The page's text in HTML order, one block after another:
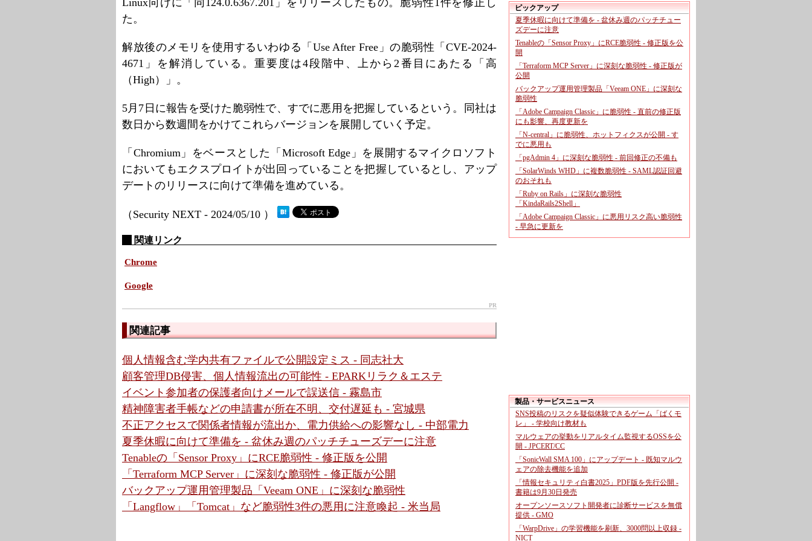
Linux向けに「同124.0.6367.201」をリリースしたもの。脆弱性1件を修正し
た。
解放後のメモリを使用するいわゆる「Use After Free」の脆弱性「CVE-2024-
4671」を解消している。重要度は4段階中、上から2番目にあたる「高
（High）」。
5月7日に報告を受けた脆弱性で、すでに悪用を把握しているという。同社は
数日から数週間をかけてこれらバージョンを展開していく予定。
「Chromium」をベースとした「Microsoft Edge」を展開するマイクロソフト
においてもエクスプロイトが出回っていることを把握しているとし、アップ
デートのリリースに向けて準備を進めている。
（Security NEXT - 2024/05/10 ）
関連リンク
Chrome
Google
PR
関連記事
個人情報含む学内共有ファイルで公開設定ミス - 同志社大
顧客管理DB侵害、個人情報流出の可能性 - EPARKリラク＆エステ
イベント参加者の保護者向けメールで誤送信 - 霧島市
精神障害者手帳などの申請書が所在不明、交付遅延も - 宮城県
不正アクセスで関係者情報が流出か、電力供給への影響なし - 中部電力
夏季休暇に向けて準備を - 盆休み週のパッチチューズデーに注意
Tenableの「Sensor Proxy」にRCE脆弱性 - 修正版を公開
「Terraform MCP Server」に深刻な脆弱性 - 修正版が公開
バックアップ運用管理製品「Veeam ONE」に深刻な脆弱性
「Langflow」「Tomcat」など脆弱性3件の悪用に注意喚起 - 米当局
ピックアップ
夏季休暇に向けて準備を - 盆休み週のパッチチュー
ズデーに注意
Tenableの「Sensor Proxy」にRCE脆弱性 - 修正版を公
開
「Terraform MCP Server」に深刻な脆弱性 - 修正版が
公開
バックアップ運用管理製品「Veeam ONE」に深刻な
脆弱性
「Adobe Campaign Classic」に脆弱性 - 直前の修正版
にも影響、再度更新を
「N-central」に脆弱性、ホットフィクスが公開 - す
でに悪用も
「pgAdmin 4」に深刻な脆弱性 - 前回修正の不備も
「SolarWinds WHD」に複数脆弱性 - SAML認証回避
のおそれも
「Ruby on Rails」に深刻な脆弱性
「KindaRails2Shell」
「Adobe Campaign Classic」に悪用リスク高い脆弱性
- 早急に更新を
製品・サービスニュース
SNS投稿のリスクを疑似体験できるゲーム「ばくモ
レ」 - 学校向け教材も
マルウェアの挙動をリアルタイム監視するOSSを公
開 - JPCERT/CC
「SonicWall SMA 100」にアップデート - 既知マルウ
ェアの除去機能を追加
「情報セキュリティ白書2025」PDF版を先行公開 -
書籍は9月30日発売
オープンソースソフト開発者に診断サービスを無償
提供 - GMO
「WarpDrive」の学習機能を刷新、3000問以上収録 -
NICT